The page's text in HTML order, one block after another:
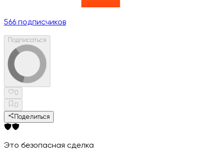
566 подписчиков
Подписаться
0
0
Поделиться
Это безопасная сделка